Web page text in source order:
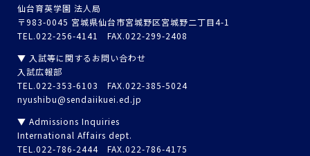
仙台育英学園 法人局
〒983-0045 宮城県仙台市宮城野区宮城野二丁目4-1
TEL.022-256-4141 FAX.022-299-2408
▼ 入試等に関するお問い合わせ
入試広報部
TEL.022-353-6103 FAX.022-385-5024
nyushibu@sendaiikuei.ed.jp
▼ Admissions Inquiries
International Affairs dept.
TEL.022-786-2444 FAX.022-786-4175